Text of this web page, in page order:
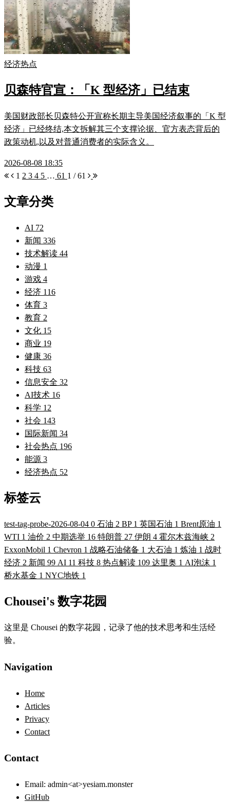
经济热点
贝森特官宣：「K 型经济」已结束
美国财政部长贝森特公开宣称长期主导美国经济叙事的「K 型
经济」已经终结,本文拆解其三个支撑论据、官方表态背后的
政策动机,以及对普通消费者的实际含义。
2026-08-08 18:35
1 2 3 4 5 … 61 1 / 61
文章分类
AI 72
新闻 336
技术解读 44
动漫 1
游戏 4
经济 116
体育 3
教育 2
文化 15
商业 19
健康 36
科技 63
信息安全 32
AI技术 16
科学 12
社会 143
国际新闻 34
社会热点 196
能源 3
经济热点 52
标签云
test-tag-probe-2026-08-04 0 石油 2 BP 1 英国石油 1 Brent原油 1
WTI 1 油价 2 中期选举 16 特朗普 27 伊朗 4 霍尔木兹海峡 2
ExxonMobil 1 Chevron 1 战略石油储备 1 大石油 1 炼油 1 战时
经济 2 新闻 99 AI 11 科技 8 热点解读 109 达里奥 1 AI泡沫 1
桥水基金 1 NYC地铁 1
Chousei's 数字花园
这里是 Chousei 的数字花园，记录了他的技术思考和生活经
验。
Navigation
Home
Articles
Privacy
Contact
Contact
Email: admin<at>yesiam.monster
GitHub